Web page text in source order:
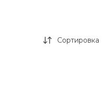
Сортировка